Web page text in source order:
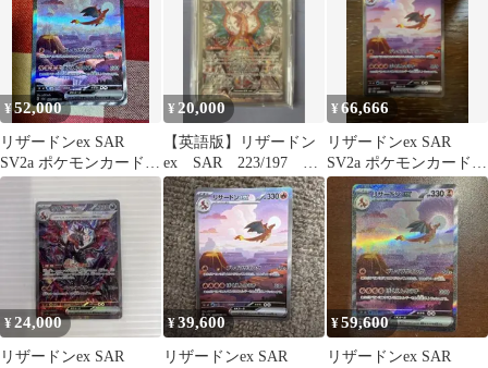
¥52,000
リザードンex SAR
SV2a ポケモンカード
151 201/165
¥ 20,000
【英語版】リザードン
ex SAR 223/197
OBF EN
¥66,666
リザードンex SAR
SV2a ポケモンカード
151
¥24,000
リザードンex SAR
¥39,600
リザードンex SAR
¥59,600
リザードンex SAR